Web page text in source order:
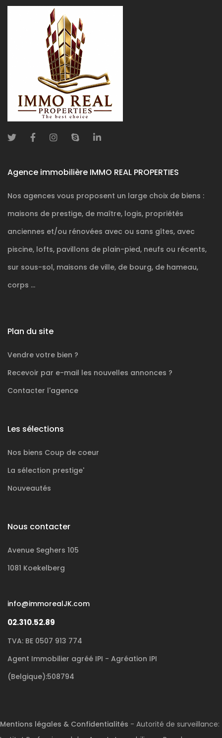
Agence immobilière IMMO REAL PROPERTIES
Nos agences vous proposent un large choix de biens :
maisons de prestige, de maître, logis, propriétés
anciennes et/ou rénovées avec ou sans gîtes, avec
piscine, lofts, pavillons de plain-pied, neufs ou récents,
sur sous-sol, maisons de ville, de bourg, de hameau,
corps ...
Plan du site
Vendre votre bien ?
Recevoir par e-mail les nouvelles annonces ?
Contacter l'agence
Les sélections
Nos biens Coup de coeur
La sélection prestige'
Nouveautés
Nous contacter
Avenue Seghers 105
1081 Koekelberg
info@immorealJK.com
02.310.52.89
TVA: BE 0507 913 774
Agent Immobilier agréé IPI - Agréation IPI
(Belgique):508794
Mentions légales & Confidentialités - Autorité de surveillance: